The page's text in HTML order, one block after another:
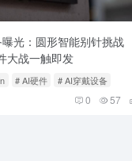
光：圆形智能别针挑战
大战一触即发
# AI硬件 # AI穿戴设备
0 57